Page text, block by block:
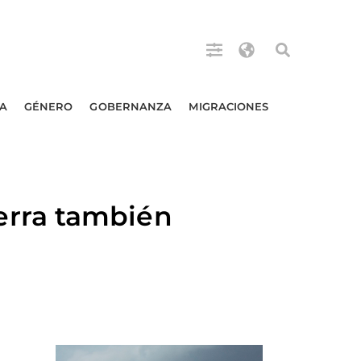
GÉNERO GOBERNANZA MIGRACIONES
también